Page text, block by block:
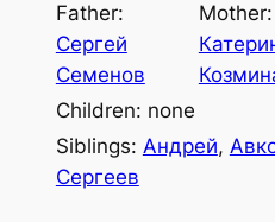
Father:
Сергей
Семенов
Mother:
Children: none
Siblings: Андрей,
Сергеев